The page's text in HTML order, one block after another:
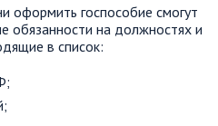
оформить госпособие смогут
обязанности на должностях и
в список: